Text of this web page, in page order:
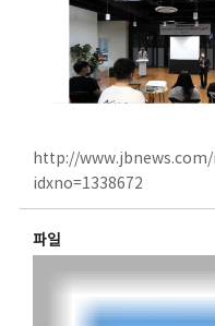
http://
idxno=1338672
파일